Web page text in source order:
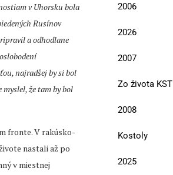
v Uhorsku bola
Rusínov
a odhodlane
najradšej by si bol
že tam by bol
fronte. V rakúsko-
nastali až po
v miestnej
2006
2026
2007
Zo života KST
2008
Kostoly
2025